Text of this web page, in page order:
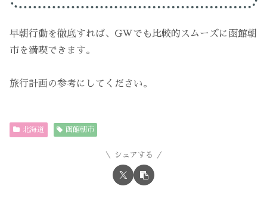
早朝行動を徹底すれば、GWでも比較的スムーズに函館朝
市を満喫できます。
旅行計画の参考にしてください。
北海道 函館朝市
シェアする